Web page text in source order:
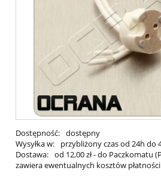
Dostępność: dostępny
Wysyłka w:
przybliżony czas od 24h do
Dostawa: od 12,00 zł- do Paczkomatu
zawiera ewentualnych kosztów płatności